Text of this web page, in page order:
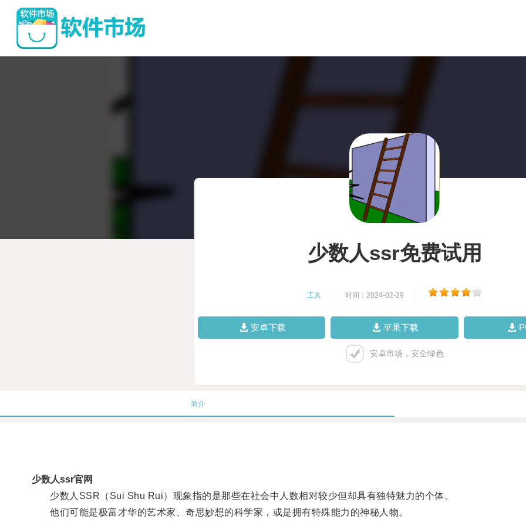
少数人ssr免费试用
工具 时间：2024-02-29
安卓下载 苹果下载
安卓市场，安全绿色
简介
少数人ssr官网
少数人SSR（Sui Shu Rui）现象指的是那些在社会中人数相对较少但却具有独特魅力的个体。
他们可能是极富才华的艺术家、奇思妙想的科学家，或是拥有特殊能力的神秘人物。